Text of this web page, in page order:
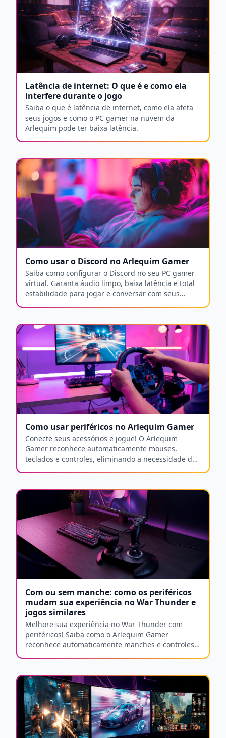
Latência de internet: O que é e como ela
interfere durante o jogo
Saiba o que é latência de internet, como ela afeta
seus jogos e como o PC gamer na nuvem da
Arlequim pode ter baixa latência.
Como usar o Discord no Arlequim Gamer
Saiba como configurar o Discord no seu PC gamer
virtual. Garanta áudio limpo, baixa latência e total
estabilidade para jogar e conversar com seus
Como usar periféricos no Arlequim Gamer
Conecte seus acessórios e jogue! O Arlequim
Gamer reconhece automaticamente mouses,
teclados e controles, eliminando a necessidade de
Com ou sem manche: como os periféricos
mudam sua experiência no War Thunder e
jogos similares
Melhore sua experiência no War Thunder com
periféricos! Saiba como o Arlequim Gamer
reconhece automaticamente manches e controles